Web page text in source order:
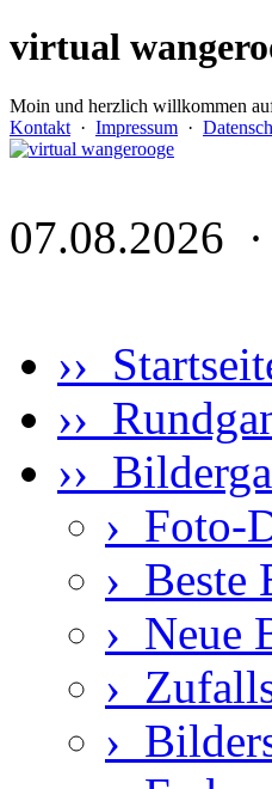
virtual
Moin und herzlich willkommen
Kontakt · Impressum ·
07.08.2026
››
››
››
› Foto-
› Beste
› Neue
›
›